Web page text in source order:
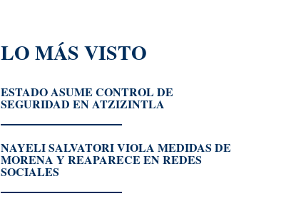
LO MÁS VISTO
ESTADO ASUME CONTROL DE
SEGURIDAD EN ATZIZINTLA
NAYELI SALVATORI VIOLA MEDIDAS DE
MORENA Y REAPARECE EN REDES
SOCIALES